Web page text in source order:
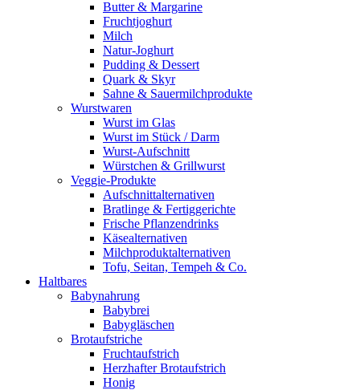
Butter & Margarine
Fruchtjoghurt
Milch
Natur-Joghurt
Pudding & Dessert
Quark & Skyr
Sahne & Sauermilchprodukte
Wurstwaren
Wurst im Glas
Wurst im Stück / Darm
Wurst-Aufschnitt
Würstchen & Grillwurst
Veggie-Produkte
Aufschnittalternativen
Bratlinge & Fertiggerichte
Frische Pflanzendrinks
Käsealternativen
Milchproduktalternativen
Tofu, Seitan, Tempeh & Co.
Haltbares
Babynahrung
Babybrei
Babygläschen
Brotaufstriche
Fruchtaufstrich
Herzhafter Brotaufstrich
Honig